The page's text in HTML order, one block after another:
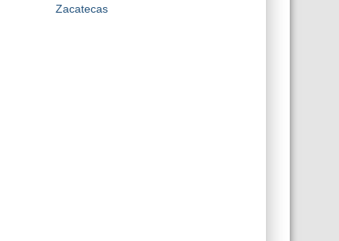
Zacatecas